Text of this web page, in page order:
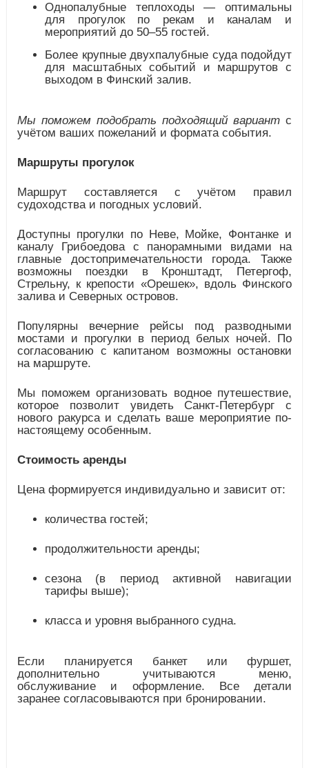
Однопалубные теплоходы — оптимальны
для прогулок по рекам и каналам и
мероприятий до 50–55 гостей.
Более крупные двухпалубные суда подойдут
для масштабных событий и маршрутов с
выходом в Финский залив.
Мы поможем подобрать подходящий вариант с
учётом ваших пожеланий и формата события.
Маршруты прогулок
Маршрут составляется с учётом правил
судоходства и погодных условий.
Доступны прогулки по Неве, Мойке, Фонтанке и
каналу Грибоедова с панорамными видами на
главные достопримечательности города. Также
возможны поездки в Кронштадт, Петергоф,
Стрельну, к крепости «Орешек», вдоль Финского
залива и Северных островов.
Популярны вечерние рейсы под разводными
мостами и прогулки в период белых ночей. По
согласованию с капитаном возможны остановки
на маршруте.
Мы поможем организовать водное путешествие,
которое позволит увидеть Санкт-Петербург с
нового ракурса и сделать ваше мероприятие по-
настоящему особенным.
Стоимость аренды
Цена формируется индивидуально и зависит от:
количества гостей;
продолжительности аренды;
сезона (в период активной навигации
тарифы выше);
класса и уровня выбранного судна.
Если планируется банкет или фуршет,
дополнительно учитываются меню,
обслуживание и оформление. Все детали
заранее согласовываются при бронировании.